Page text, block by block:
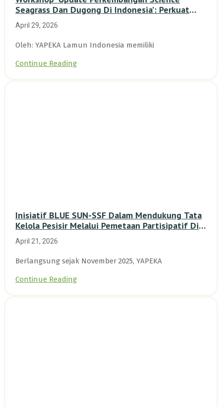
Seagrass Dan Dugong Di Indonesia’: Perkuat
Dasar Ilmiah Dan Kolaborasi Konservasi
April 29, 2026
Oleh: YAPEKA Lamun Indonesia memiliki
Continue Reading
Inisiatif BLUE SUN-SSF Dalam Mendukung Tata
Kelola Pesisir Melalui Pemetaan Partisipatif Di
Enam Desa Kepulauan Riau
April 21, 2026
Berlangsung sejak November 2025, YAPEKA
Continue Reading